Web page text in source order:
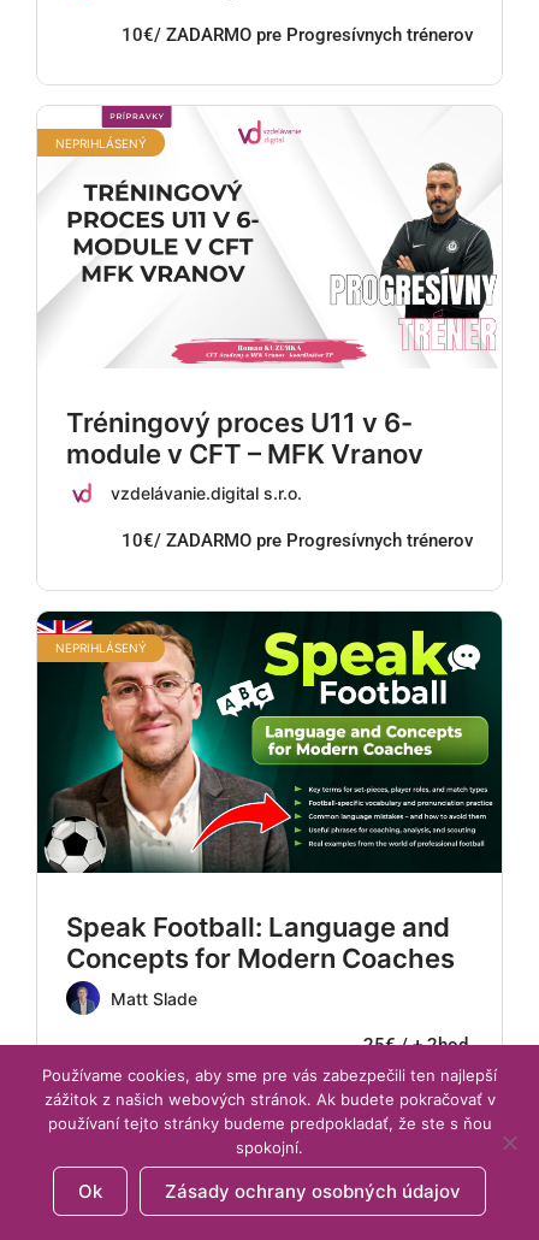
10€/ ZADARMO pre Progresívnych trénerov
NEPRIHLÁSENÝ
Tréningový proces U11 v 6-
module v CFT – MFK Vranov
vzdelávanie.digital s.r.o.
10€/ ZADARMO pre Progresívnych trénerov
NEPRIHLÁSENÝ
Speak Football: Language and
Concepts for Modern Coaches
Matt Slade
25€ / + 2hod.
Používame cookies, aby sme pre vás zabezpečili ten najlepší
zážitok z našich webových stránok. Ak budete pokračovať v
používaní tejto stránky budeme predpokladať, že ste s ňou
spokojní.
Ok Zásady ochrany osobných údajov